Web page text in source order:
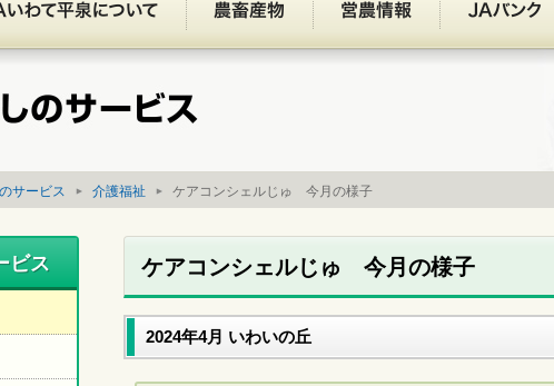
せサイトマップ
サービス 介護福祉 ケアコンシェルじゅ 今月の様子
ケアコンシェルじゅ 今月の様子
2024年4月 いわいの丘
ビス